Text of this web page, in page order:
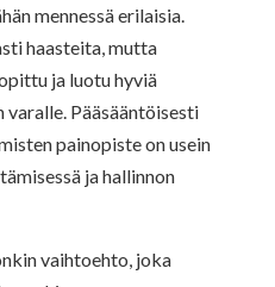
mennessä erilaisia.
haasteita, mutta
ja luotu hyviä
Pääsääntöisesti
painopiste on usein
ja hallinnon
vaihtoehto, joka